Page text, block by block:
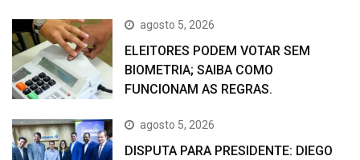
agosto 5, 2026
ELEITORES PODEM VOTAR SEM
BIOMETRIA; SAIBA COMO
FUNCIONAM AS REGRAS.
agosto 5, 2026
DISPUTA PARA PRESIDENTE: DIEGO